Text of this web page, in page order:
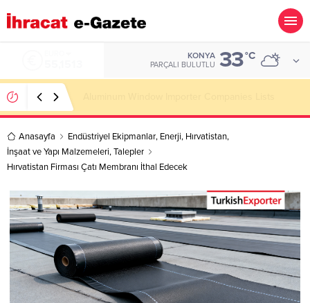
KONYA
PARÇALI BULUTLU 33°C
Anasayfa Endüstriyel Ekipmanlar, Enerji, Hırvatistan,
İnşaat ve Yapı Malzemeleri,Talepler
Hırvatistan Firması Çatı Membranı İthal Edecek